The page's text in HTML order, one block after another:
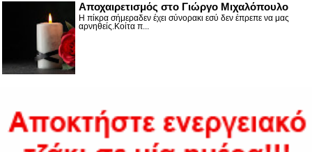
Αποχαιρετισμός στο Γιώργο Μιχαλόπουλο
Η πίκρα σήμεραδεν έχει σύνορακι εσύ δεν έπρεπε να μας
αρνηθείς.Κοίτα π...